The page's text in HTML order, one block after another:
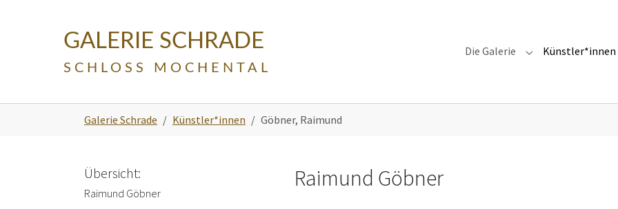
GALERIE SCHRADE
SCHLOSS MOCHENTAL
Die Galerie Submenu for "Die
Künstler*innen
Galerie Schrade Künstler*innen Göbner, Raimund
Raimund Göbner
Übersicht:
Raimund Göbner